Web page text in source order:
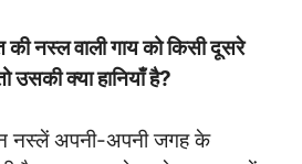
नस्ल वाली गाय को किसी दूसरे
उसकी क्या हानियाँ है?
नस्लें अपनी-अपनी जगह के